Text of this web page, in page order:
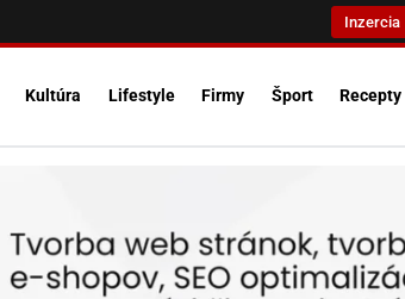
Inzercia
Kultúra Lifestyle Firmy Šport Recepty